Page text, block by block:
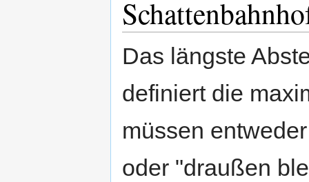
Das längste
definiert die
müssen
oder "draußen